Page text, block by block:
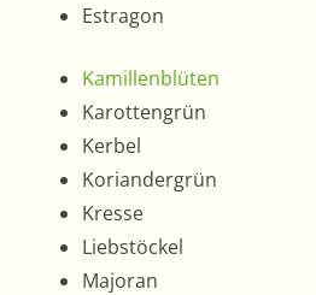
Estragon
Kamillenblüten
Karottengrün
Kerbel
Koriandergrün
Kresse
Liebstöckel
Majoran